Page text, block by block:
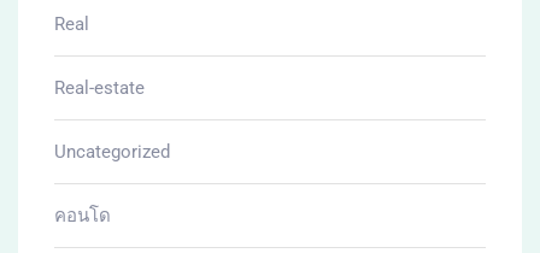
Real
Real-estate
Uncategorized
คอนโด